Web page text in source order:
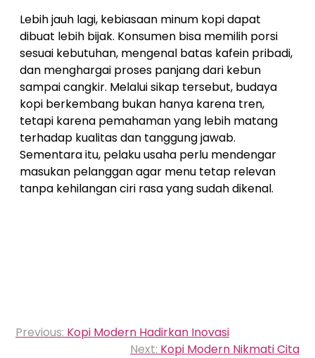
Lebih jauh lagi, kebiasaan minum kopi dapat
dibuat lebih bijak. Konsumen bisa memilih porsi
sesuai kebutuhan, mengenal batas kafein pribadi,
dan menghargai proses panjang dari kebun
sampai cangkir. Melalui sikap tersebut, budaya
kopi berkembang bukan hanya karena tren,
tetapi karena pemahaman yang lebih matang
terhadap kualitas dan tanggung jawab.
Sementara itu, pelaku usaha perlu mendengar
masukan pelanggan agar menu tetap relevan
tanpa kehilangan ciri rasa yang sudah dikenal.
Navigasi
Previous: Kopi Modern Hadirkan Inovasi
Next: Kopi Modern Nikmati Cita